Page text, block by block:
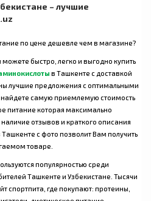
– лучшие
по цене дешевле чем в магазине?
быстро, легко и выгодно купить
в Ташкенте с доставкой
лучшие предложения с оптимальными
найдете самую приемлемую стоимость
питание которая максимально
отзывов и краткого описания
с фото позволит Вам получить
товаре.
популярностью среди
Ташкенте и Узбекистане. Тысячи
спортпита, где покупают: протеины,